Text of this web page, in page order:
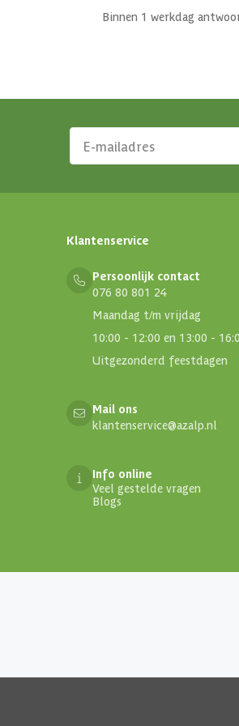
Binnen 1 werkdag
Klantenservice
Persoonlijk contact
076 80 801 24
Maandag t/m vrijdag
10:00 - 12:00 en 13:00 -
Uitgezonderd feestdagen
Mail ons
klantenservice@azalp.nl
Info online
Veel gestelde vragen
Blogs